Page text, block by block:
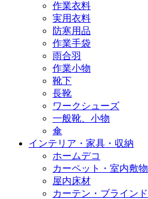
作業衣料
実用衣料
防寒用品
作業手袋
雨合羽
作業小物
靴下
長靴
ワークシューズ
一般靴、小物
傘
インテリア・家具・収納
ホームデコ
カーペット・室内敷物
屋内床材
カーテン・ブラインド